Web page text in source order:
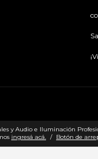
y Audio e Iluminación
ingresá acá. / Botón de